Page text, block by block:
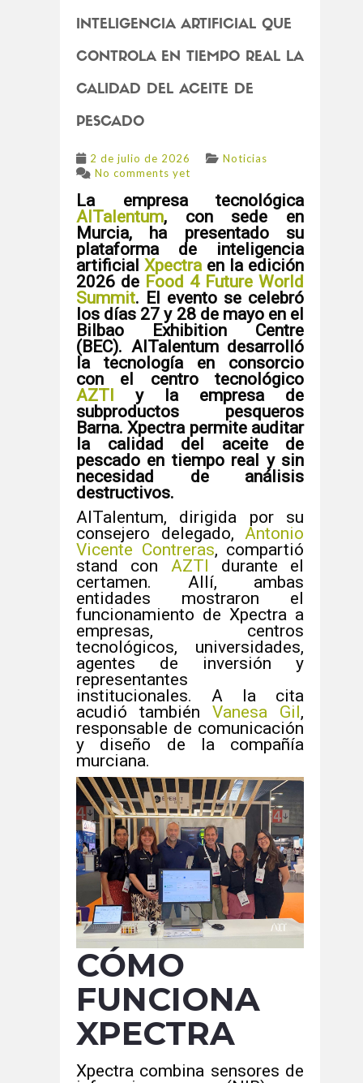
INTELIGENCIA ARTIFICIAL QUE
CONTROLA EN TIEMPO REAL LA
CALIDAD DEL ACEITE DE
PESCADO
2 de julio de 2026
Noticias
No comments yet
La empresa tecnológica
AITalentum, con sede en
Murcia, ha presentado su
plataforma de inteligencia
artificial Xpectra en la edición
2026 de Food 4 Future World
Summit. El evento se celebró
los días 27 y 28 de mayo en el
Bilbao Exhibition Centre
(BEC). AITalentum desarrolló
la tecnología en consorcio
con el centro tecnológico
AZTI y la empresa de
subproductos pesqueros
Barna. Xpectra permite auditar
la calidad del aceite de
pescado en tiempo real y sin
necesidad de análisis
destructivos.
AITalentum, dirigida por su
consejero delegado, Antonio
Vicente Contreras, compartió
stand con AZTI durante el
certamen. Allí, ambas
entidades mostraron el
funcionamiento de Xpectra a
empresas, centros
tecnológicos, universidades,
agentes de inversión y
representantes
institucionales. A la cita
acudió también Vanesa Gil,
responsable de comunicación
y diseño de la compañía
murciana.
CÓMO
FUNCIONA
XPECTRA
Xpectra combina sensores de